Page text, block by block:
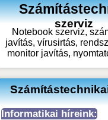
szerviz
Notebook szerviz,
javítás, vírusirtás,
monitor javítás,
Informatikai híreink: